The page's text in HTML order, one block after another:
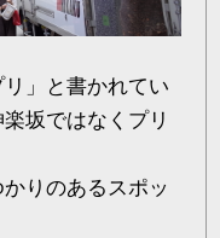
」と書かれてい
坂ではなくプリ
りのあるスポッ